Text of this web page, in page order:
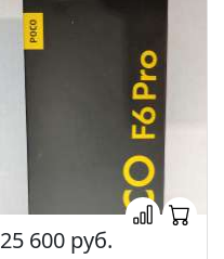
25 600 руб.